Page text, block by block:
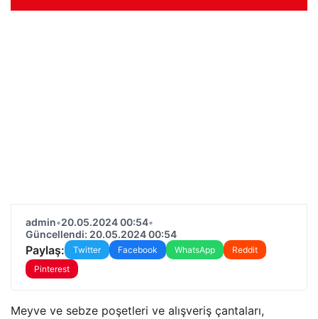
admin•20.05.2024 00:54•
Güncellendi: 20.05.2024 00:54
Paylaş: Twitter Facebook WhatsApp
Reddit
Pinterest
Meyve ve sebze poşetleri ve alışveriş çantaları,